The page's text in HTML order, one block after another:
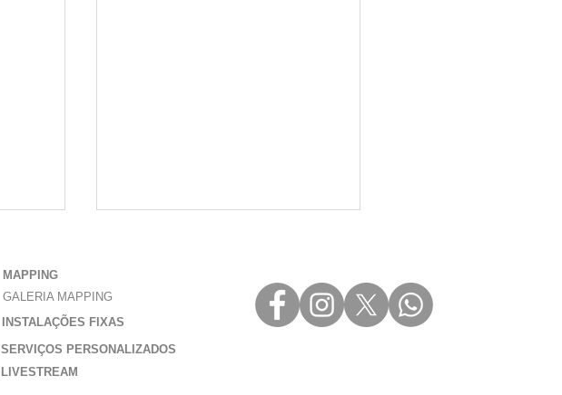
MAPPING
GALERIA MAPPING
INSTALAÇÕES FIXAS
SERVIÇOS PERSONALIZADOS
LIVESTREAM